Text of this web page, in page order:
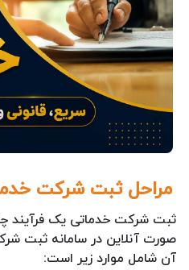
مراحل ثبت شرکت
ثبت شرکت خدماتی یک فرآیند
صورت آنلاین در سامانه ثبت
آن شامل موارد زیر است: